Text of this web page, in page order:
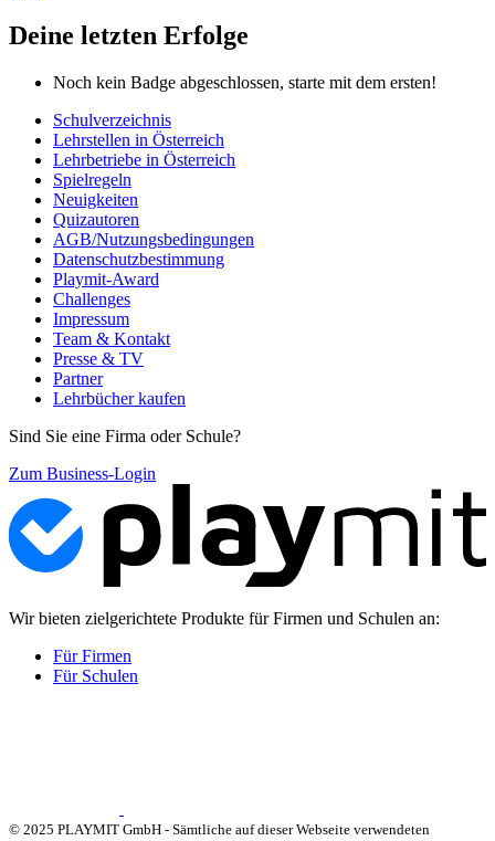
Deine letzten Erfolge
Noch kein Badge abgeschlossen, starte mit dem ersten!
Schulverzeichnis
Lehrstellen in Österreich
Lehrbetriebe in Österreich
Spielregeln
Neuigkeiten
Quizautoren
AGB/Nutzungsbedingungen
Datenschutzbestimmung
Playmit-Award
Challenges
Impressum
Team & Kontakt
Presse & TV
Partner
Lehrbücher kaufen
Sind Sie eine Firma oder Schule?
Zum Business-Login
Wir bieten zielgerichtete Produkte für Firmen und Schulen an:
Für Firmen
Für Schulen
© 2025 PLAYMIT GmbH - Sämtliche auf dieser Webseite verwendeten